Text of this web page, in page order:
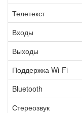
Телетекст
Входы
Выходы
Поддержка Wi-Fi
Bluetooth
Стереозвук